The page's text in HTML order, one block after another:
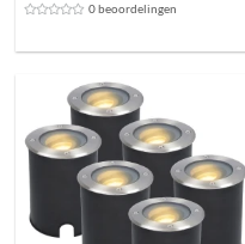
0 beoordelingen